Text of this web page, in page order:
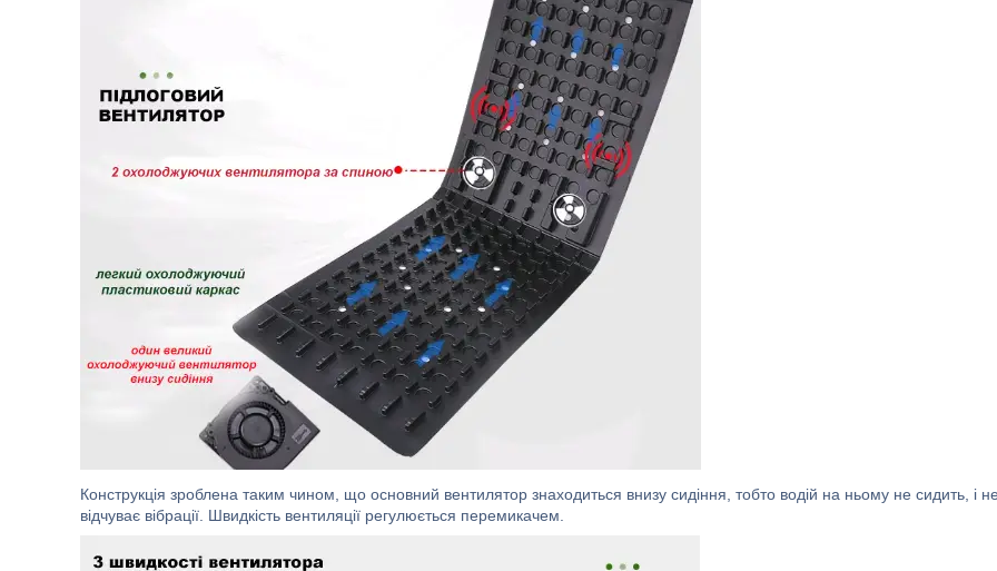
Конструкція зроблена таким чином, що основний вентилятор знаходиться внизу сидіння, тобто водій на ньому не сидить, і
відчуває вібрації. Швидкість вентиляції регулюється перемикачем.